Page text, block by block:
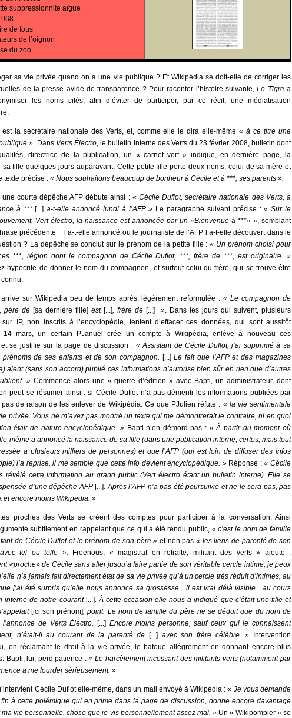
suppressionnite aïgue
de fous
de l’oignon
du zoo
sa vie privée quand on a une vie publique ? Et Wikipédia se doit-elle de corriger les
de la presse avide de transparence ? Pour raconter l’histoire suivante,Le Tigrea
les noms cités, afin d’éviter de participer, par ce récit, une médiatisation
est la secrétaire nationale des Verts, et, comme elle le dira elle-même« à ce titre une
». Dans Verts Électro, le bulletin interne des Verts du 23 février 2008, bulletin dont
directrice de la publication, un « carnet vert » indique, en dernière page, la
sa fille quelques jours auparavant. Cette petite fille porte deux noms, celui de sa mère et
texte précise : « Nous souhaitons beaucoup de bonheur à Cécile et à ***, ses parents ».
une courte dépêche AFP débute ainsi : « Cécile Duflot, secrétaire nationale des Verts, a
à *** [...]a-t-elle annoncé lundi à l’AFP » Le paragraphe suivant précise : «Sur le
Vert électro, la naissance est annoncée par un «Bienvenue à ***» », semblant
précédente − l’a-t-elle annoncé ou le journaliste de l’AFP l’a-t-elle découvert dans le
? La dépêche se conclut sur le prénom de la petite fille :« Un prénom choisi pour
***, région dont le compagnon de Cécile Duflot, ***, frère de ***, est originaire. »
hypocrite de donner le nom du compagnon, et surtout celui du frère, qui se trouve être
connu.
arrive sur Wikipédia peu de temps après, légèrement reformulée :« Le compagnon de
père de [sa dernière fille] est [...], frère de [...] ». Dans les jours qui suivent, plusieurs
sur IP, non inscrits à l’encyclopédie, tentent d’effacer ces données, qui sont aussitôt
14 mars, un certain PJanuel crée un compte à Wikipédia, enlève à nouveau ces
se justifie sur la page de discussion : « Assistant de Cécile Duflot, j’ai supprimé à sa
de ses enfants et de son compagnon. [...] Le fait que l’AFP et des magazines
) aient (sans son accord) publié ces informations n’autorise bien sûr en rien que d’autres
» Commence alors une « guerre d’édition » avec Bapti, un administrateur, dont
peut se résumer ainsi : si Cécile Duflot n’a pas démenti les informations publiées par
pas de raison de les enlever de Wikipédia. Ce que PJulien réfute : « la vie sentimentale
privée. Vous ne m’avez pas montré un texte qui me démontrerait le contraire, ni en quoi
était de nature encyclopédique. » Bapti n’en démord pas : « À partir du moment où
même a annoncé la naissance de sa fille (dans une publication interne, certes, mais tout
à plusieurs milliers de personnes) et que l’AFP (qui est loin de diffuser des infos
l’a reprise, il me semble que cette info devient encyclopédique. » Réponse :« Cécile
révélé cette information au grand public (Vert électro étant un bulletin interne). Elle se
d’une dépêche AFP [...]. Après l’AFP n’a pas été poursuivie et ne le sera pas, pas
et encore moins Wikipedia. »
proches des Verts se créent des comptes pour participer à la conversation. Ainsi
subtilement en rappelant que ce qui a été rendu public, « c’est le nom de famille
de Cécile Duflot et le prénom de son père » et non pas « les liens de parenté de son
tel ou telle ».
Freenous, « magistrat en retraite, militant des verts » ajoute :
«proche» de Cécile sans aller jusqu’à faire partie de son véritable cercle intime, je peux
n’a jamais fait directement état de sa vie privée qu’à un cercle très réduit d’intimes, au
j’ai été surpris qu’elle nous annonce sa grossesse _il est vrai déjà visible_ au cours
interne de notre courant [...]. À cette occasion elle nous a indiqué que c’était une fille et
[ici son prénom], point. Le nom de famille du père ne se déduit que du nom de
l’annonce de Verts Électro. [...] Encore moins personne, sauf ceux qui le connaissent
n’était-il au courant de la parenté de [...] avec son frère célèbre. »
Intervention
en réclamant le droit à la vie privée, le bafoue allégrement en donnant encore plus
Bapti, lui, perd patience :« Le harcèlement incessant des militants verts (notamment par
à me lourder sérieusement. »
Cécile Duflot elle-même, dans un mail envoyé à Wikipédia : « Je vous demande
fin à cette polémique qui en prime dans la page de discussion, donne encore davantage
vie personnelle, chose que je vis personnellement assez mal. » Un « Wikipompier » se